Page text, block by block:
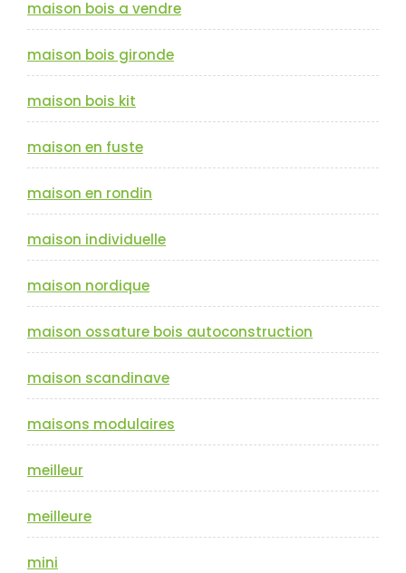
maison bois a vendre
maison bois gironde
maison bois kit
maison en fuste
maison en rondin
maison individuelle
maison nordique
maison ossature bois autoconstruction
maison scandinave
maisons modulaires
meilleur
meilleure
mini